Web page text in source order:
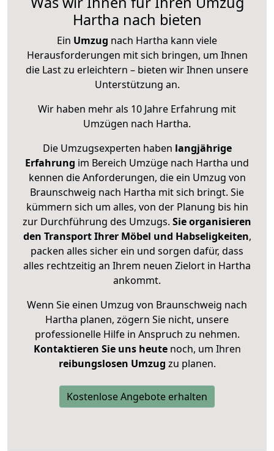
Hartha nach bieten
Ein Umzug nach Hartha kann viele
Herausforderungen mit sich bringen, um Ihnen
die Last zu erleichtern – bieten wir Ihnen unsere
Unterstützung an.
Wir haben mehr als 10 Jahre Erfahrung mit
Umzügen nach Hartha.
Die Umzugsexperten haben langjährige
Erfahrung im Bereich Umzüge nach Hartha und
kennen die Anforderungen, die ein Umzug von
Braunschweig nach Hartha mit sich bringt. Sie
kümmern sich um alles, von der Planung bis hin
zur Durchführung des Umzugs. Sie organisieren
den Transport Ihrer Möbel und Habseligkeiten,
packen alles sicher ein und sorgen dafür, dass
alles rechtzeitig an Ihrem neuen Zielort in Hartha
ankommt.
Wenn Sie einen Umzug von Braunschweig nach
Hartha planen, zögern Sie nicht, unsere
professionelle Hilfe in Anspruch zu nehmen.
Kontaktieren Sie uns heutenoch, um Ihren
reibungslosen Umzug zu planen.
Kostenlose Angebote erhalten